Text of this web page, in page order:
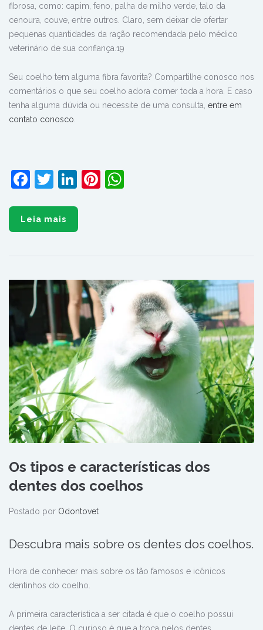
fibrosa, como: capim, feno, palha de milho verde, talo da
cenoura, couve, entre outros. Claro, sem deixar de ofertar
pequenas quantidades da ração recomendada pelo médico
veterinário de sua confiança.19
Seu coelho tem alguma fibra favorita? Compartilhe conosco nos
comentários o que seu coelho adora comer toda a hora. E caso
tenha alguma dúvida ou necessite de uma consulta, entre em
contato conosco
Facebook
Twitter
LinkedIn
Pinterest
Leia mais
Os tipos e características dos
dentes dos coelhos
Postado por Odontovet
Descubra mais sobre os dentes dos coelhos.
Hora de conhecer mais sobre os tão famosos e icônicos
dentinhos do coelho.
A primeira característica a ser citada é que o coelho possui
dentes de leite. O curioso é que a troca pelos dentes